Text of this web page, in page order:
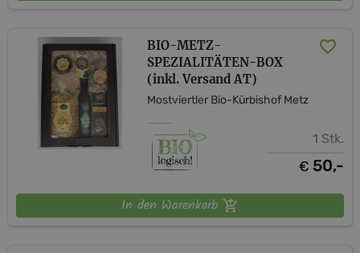
BIO-METZ-
SPEZIALITÄTEN-BOX
(inkl. Versand AT)
Mostviertler Bio-Kürbishof Metz
1 Stk.
€ 50,-
In den Warenkorb